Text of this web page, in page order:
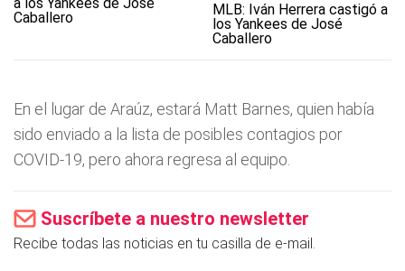
MLB: Iván Herrera castigó a
los Yankees de José
Caballero
En el lugar de Araúz, estará Matt Barnes, quien había
sido enviado a la lista de posibles contagios por
COVID-19, pero ahora regresa al equipo.
Suscríbete a nuestro newsletter
Recibe todas las noticias en tu casilla de e-mail.